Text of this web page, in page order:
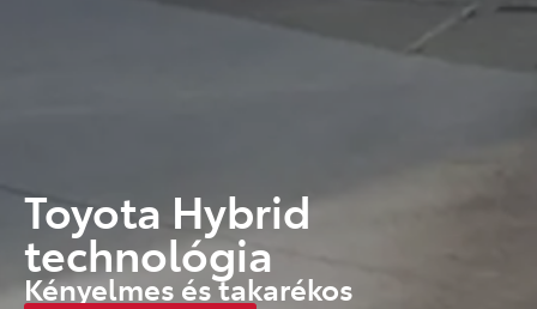
Toyota Hybrid
technológia
Kényelmes és takarékos